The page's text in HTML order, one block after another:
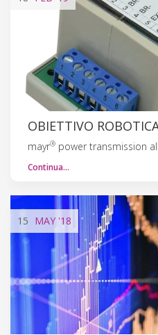
OBIETTIVO
mayr® power transmission
Continua…
15 MAY '18